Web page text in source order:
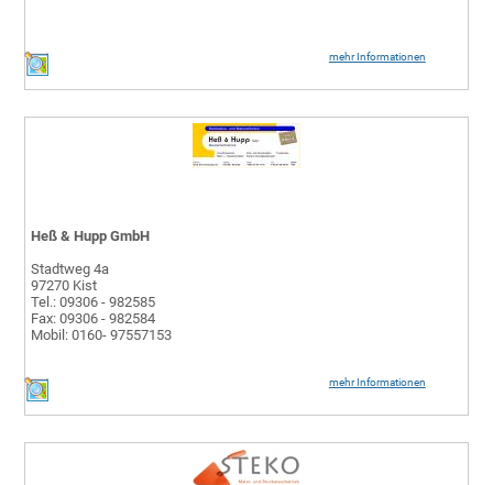
mehr Informationen
mehr Informationen
Heß & Hupp GmbH
Stadtweg 4a
97270 Kist
Tel.: 09306 - 982585
Fax: 09306 - 982584
Mobil: 0160- 97557153